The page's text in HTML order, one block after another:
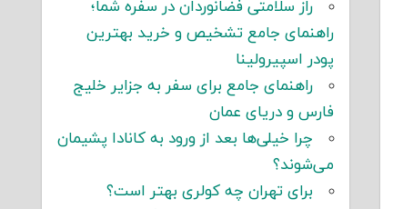
راز سلامتی فضانوردان در سفره شما؛
راهنمای جامع تشخیص و خرید بهترین
پودر اسپیرولینا
راهنمای جامع برای سفر به جزایر خلیج
فارس و دریای عمان
چرا خیلی‌ها بعد از ورود به کانادا پشیمان
می‌شوند؟
برای تهران چه کولری بهتر است؟